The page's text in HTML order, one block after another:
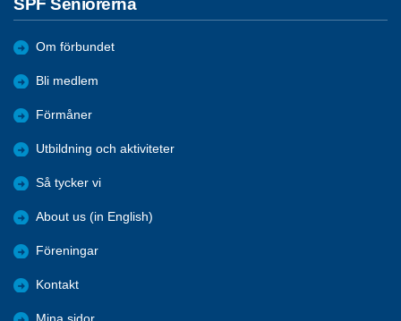
SPF Seniorerna
Om förbundet
Bli medlem
Förmåner
Utbildning och aktiviteter
Så tycker vi
About us (in English)
Föreningar
Kontakt